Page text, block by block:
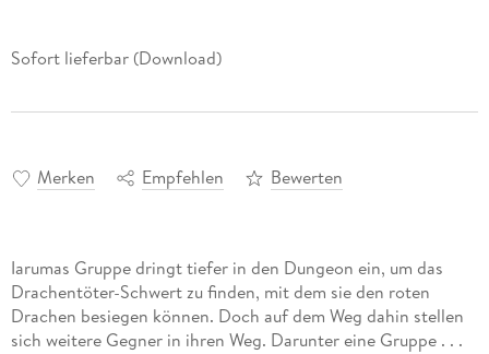
Sofort lieferbar (Download)
Merken Empfehlen Bewerten
Iarumas Gruppe dringt tiefer in den Dungeon ein, um das
Drachentöter-Schwert zu finden, mit dem sie den roten
Drachen besiegen können. Doch auf dem Weg dahin stellen
sich weitere Gegner in ihren Weg. Darunter eine Gruppe . . .